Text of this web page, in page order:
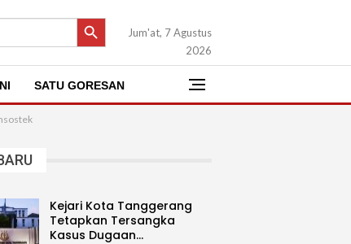
SEARCH BUTTON
Jum'at, 7 Agustus
2026
SATU GORESAN
Kejari Kota Tanggerang
Tetapkan Tersangka
Kasus Dugaan…